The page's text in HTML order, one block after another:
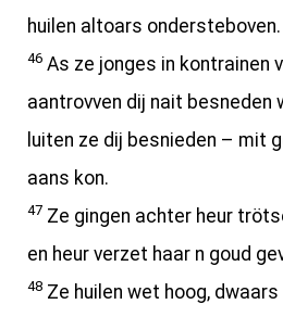
huilen altoars ondersteboven.
46 As ze jonges in kontrainen
aantrovven dij nait besneden
luiten ze dij besnieden – mit
aans kon.
47 Ze gingen achter heur
en heur verzet haar n goud
48 Ze huilen wet hoog,